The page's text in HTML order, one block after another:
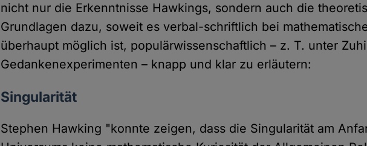
nicht nur die Erkenntnisse Hawkings, sondern auch die
Grundlagen dazu, soweit es verbal-schriftlich bei
überhaupt möglich ist, populärwissenschaftlich – z. T. unter
Gedankenexperimenten – knapp und klar zu erläutern:
Singularität
Stephen Hawking "konnte zeigen, dass die Singularität am